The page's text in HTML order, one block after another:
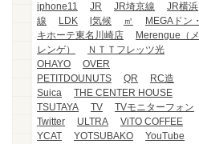
iphone11
JR JR埼京線
JR横浜
線
LDK l気候 ㎡
MEGAドン・
キホーテ東名川崎店
Merengue（メ
レンゲ）
ＮＴＴフレッツ光
OHAYO
OVER
PETITDOUNUTS
QR
RC造
Suica
THE CENTER HOUSE
TSUTAYA
TV
TVモニターフォン
Twitter
ULTRA
ViTO COFFEE
YCAT
YOTSUBAKO
YouTube